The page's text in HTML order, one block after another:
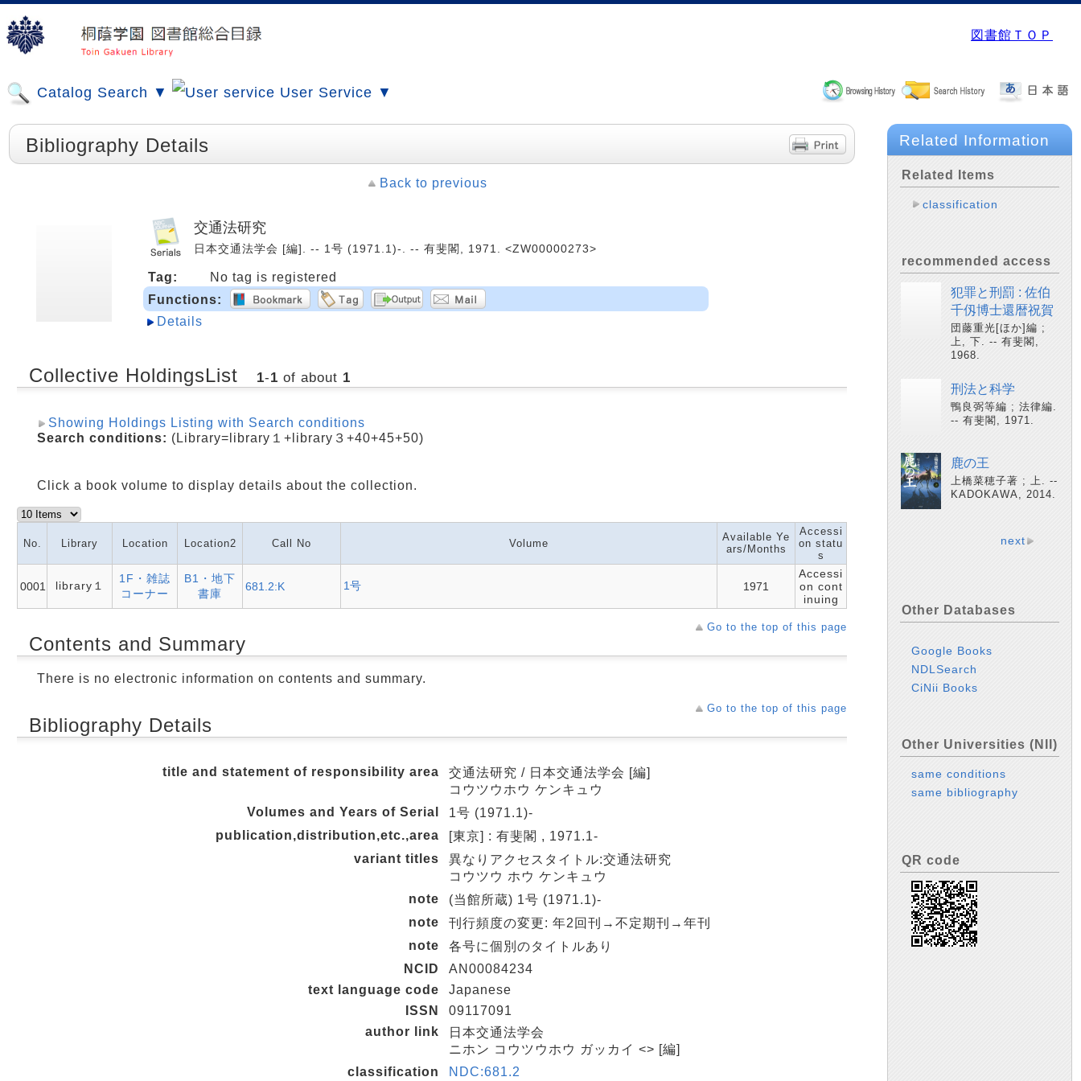
図書館ＴＯＰ
Catalog Search ▼ User Service ▼
Bibliography Details
Back to previous
交通法研究
日本交通法学会 [編]. -- 1号 (1971.1)-. -- 有斐閣, 1971. <ZW00000273>
Tag:
No tag is registered
Functions:
Details
Collective HoldingsList 1-1 of about 1
Showing Holdings Listing with Search conditions
Search conditions: (Library=library１+library３+40+45+50)
Click a book volume to display details about the collection.
No. Library Location Location2 Call No Volume
Available Ye
ars/Months
Accessi
on statu
s
0001 library１
1F・雑誌
コーナー
B1・地下
書庫
681.2:K 1号 1971
Accessi
on cont
inuing
Go to the top of this page
Contents and Summary
There is no electronic information on contents and summary.
Go to the top of this page
Bibliography Details
title and statement of responsibility area
交通法研究 / 日本交通法学会 [編]
コウツウホウ ケンキュウ
Volumes and Years of Serial
1号 (1971.1)-
publication,distribution,etc.,area
[東京] : 有斐閣 , 1971.1-
variant titles
異なりアクセスタイトル:交通法研究
コウツウ ホウ ケンキュウ
note
(当館所蔵) 1号 (1971.1)-
note
刊行頻度の変更: 年2回刊→不定期刊→年刊
note
各号に個別のタイトルあり
NCID
AN00084234
text language code
Japanese
ISSN
09117091
author link
日本交通法学会
ニホン コウツウホウ ガッカイ <> [編]
classification
NDC:681.2
Related Information
Related Items
classification
recommended access
犯罪と刑罰 : 佐伯
千仭博士還暦祝賀
団藤重光[ほか]編 ;
上, 下. -- 有斐閣,
1968.
刑法と科学
鴨良弼等編 ; 法律編.
-- 有斐閣, 1971.
鹿の王
上橋菜穂子著 ; 上. --
KADOKAWA, 2014.
next
Other Databases
Google Books
NDLSearch
CiNii Books
Other Universities (NII)
same conditions
same bibliography
QR code